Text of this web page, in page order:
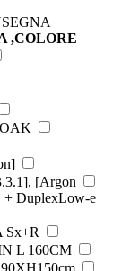
,COLORE